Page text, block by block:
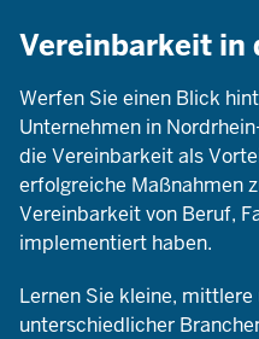
Vereinbarkeit in
Werfen Sie einen Blick
Unternehmen in
die Vereinbarkeit als
erfolgreiche Maßnahmen
Vereinbarkeit von Beruf,
implementiert haben.
Lernen Sie kleine,
unterschiedlicher